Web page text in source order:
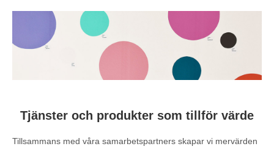
Tjänster och produkter som tillför värde
Tillsammans med våra samarbetspartners skapar vi mervärden